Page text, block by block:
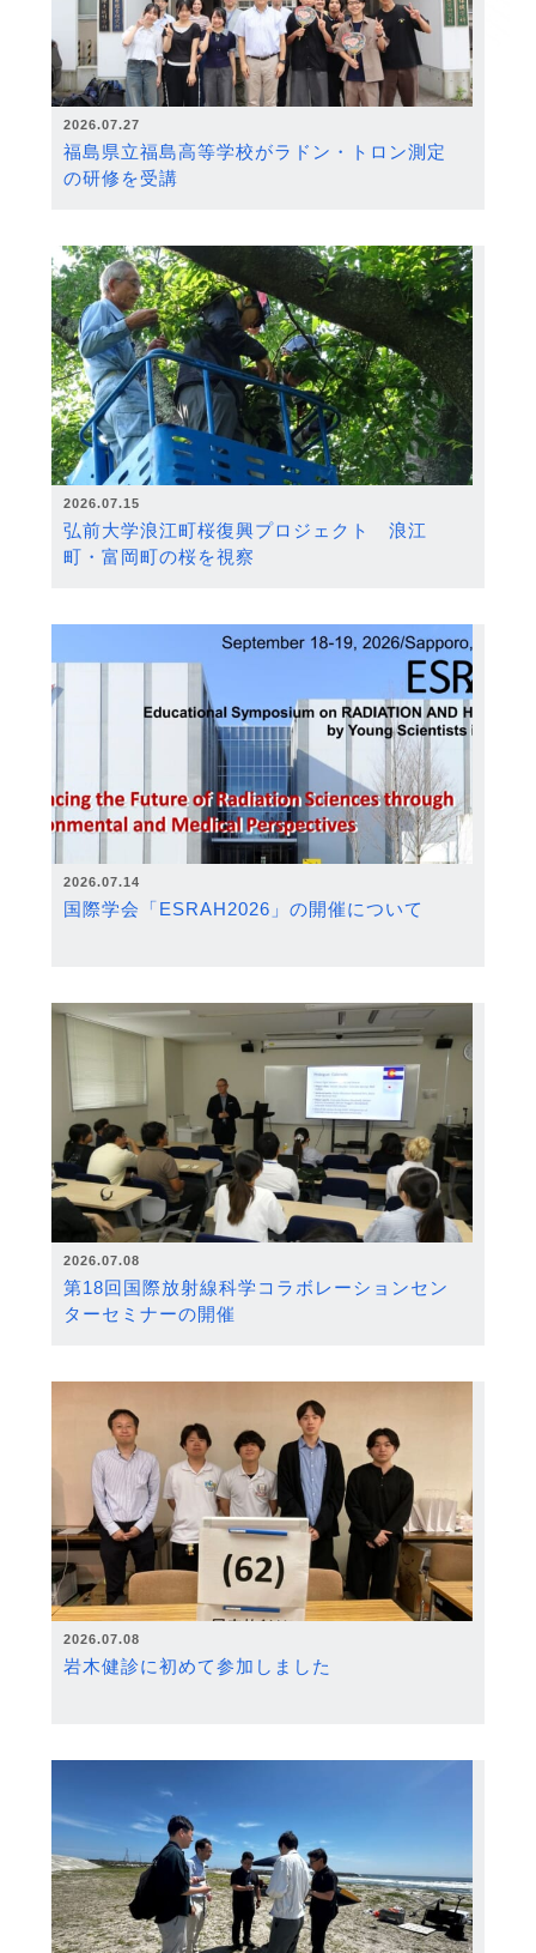
2026.07.27
福島県立福島高等学校がラドン・トロン測定
の研修を受講
2026.07.15
弘前大学浪江町桜復興プロジェクト 浪江
町・富岡町の桜を視察
2026.07.14
国際学会「ESRAH2026」の開催について
2026.07.08
第18回国際放射線科学コラボレーションセン
ターセミナーの開催
2026.07.08
岩木健診に初めて参加しました